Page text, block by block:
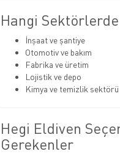
Hangi Sektörlerde
İnşaat ve şantiye
Otomotiv ve bakım
Fabrika ve üretim
Lojistik ve depo
Kimya ve temizlik sektörü
Hegi Eldiven
Gerekenler